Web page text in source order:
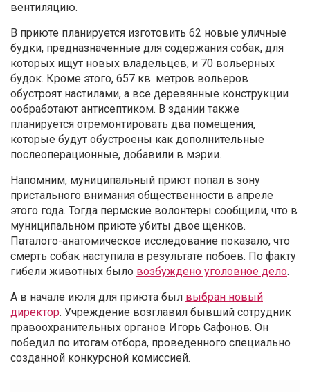
вентиляцию.
В приюте планируется изготовить 62 новые уличные
будки, предназначенные для содержания собак, для
которых ищут новых владельцев, и 70 вольерных
будок. Кроме этого, 657 кв. метров вольеров
обустроят настилами, а все деревянные конструкции
ообработают антисептиком. В здании также
планируется отремонтировать два помещения,
которые будут обустроены как дополнительные
послеоперационные, добавили в мэрии.
Напомним, муниципальный приют попал в зону
пристального внимания общественности в апреле
этого года. Тогда пермские волонтеры сообщили, что в
муниципальном приюте убиты двое щенков.
Паталого-анатомическое исследование показало, что
смерть собак наступила в результате побоев. По факту
гибели животных было возбуждено уголовное дело.
А в начале июля для приюта был выбран новый
директор. Учреждение возглавил бывший сотрудник
правоохранительных органов Игорь Сафонов. Он
победил по итогам отбора, проведенного специально
созданной конкурсной комиссией.